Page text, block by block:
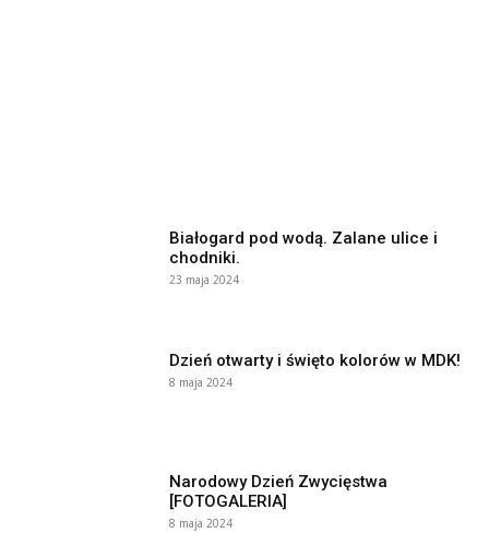
Białogard pod wodą. Zalane ulice i
chodniki.
23 maja 2024
Dzień otwarty i święto kolorów w MDK!
8 maja 2024
Narodowy Dzień Zwycięstwa
[FOTOGALERIA]
8 maja 2024